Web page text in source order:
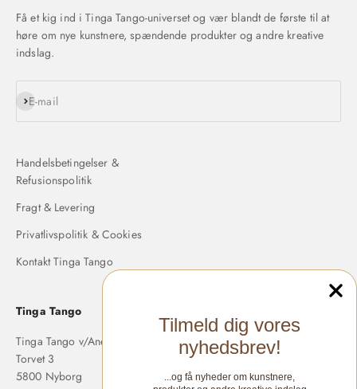
Få et kig ind i Tinga Tango-universet og vær blandt de første til at
høre om nye kunstnere, spændende produkter og andre kreative
indslag.
E-mail
Abonnér
Handelsbetingelser &
Refusionspolitik
Fragt & Levering
Privatlivspolitik & Cookies
Kontakt Tinga Tango
Tinga Tango
Tinga Tango v/Anette Langholm
Torvet 3
5800 Nyborg
Tilmeld dig vores
nyhedsbrev!
...og få nyheder om kunstnere,